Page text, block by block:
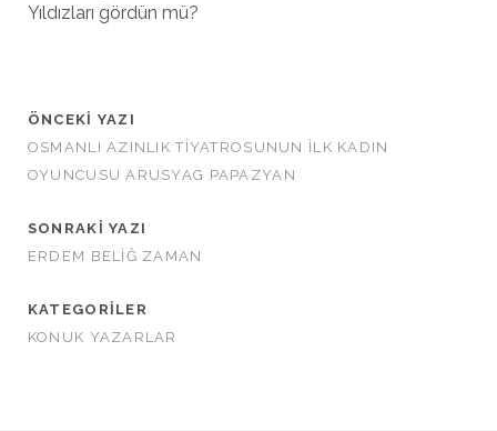
Yıldızları gördün mü?
ÖNCEKI YAZI
OSMANLI AZINLIK TİYATROSUNUN İLK KADIN
OYUNCUSU ARUSYAG PAPAZYAN
SONRAKI YAZI
ERDEM BELİĞ ZAMAN
KATEGORILER
KONUK YAZARLAR